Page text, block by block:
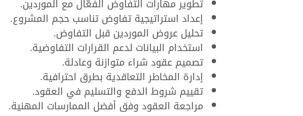
إعداد استراتيجية تفاوض تناسب حجم المشروع.
تحليل عروض الموردين قبل التفاوض.
استخدام البيانات لدعم القرارات التفاوضية.
تصميم عقود شراء متوازنة وعادلة.
إدارة المخاطر التعاقدية بطرق احترافية.
تقييم شروط الدفع والتسليم في العقود.
مراجعة العقود وفق أفضل الممارسات المهنية.